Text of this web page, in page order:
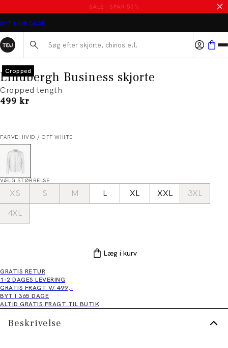
SALE - SPAR 50%
BYT I 365 DAGE
Søg her...
Cropped
Lindbergh Business skjorte
Cropped length
I alt (inkl. rabat)
499 kr
FARVE: HVID / OFF WHITE
VÆLG STØRRELSE
XS S M L XL XXL
3XL
4XL
Læg i kurv
GRATIS RETUR
1-2 DAGES LEVERING
GRATIS FRAGT V/ 499,-
BYT I 365 DAGE
ALTID GRATIS FRAGT TIL BUTIK
Beskrivelse